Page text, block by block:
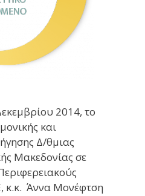
2014, το
και
Δ/θμιας
Μακεδονίας σε
κ.κ. Άννα Μονέφτση